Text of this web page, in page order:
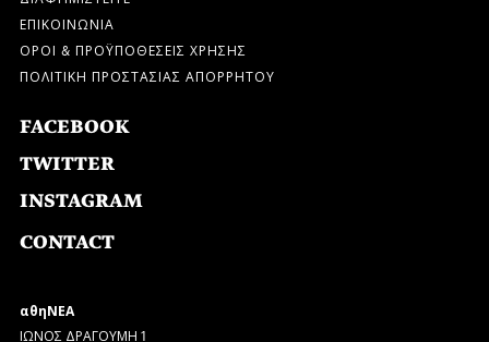
ΕΠΙΚΟΙΝΩΝΙΑ
ΟΡΟΙ & ΠΡΟΫΠΟΘΕΣΕΙΣ ΧΡΗΣΗΣ
ΠΟΛΙΤΙΚΗ ΠΡΟΣΤΑΣΙΑΣ ΑΠΟΡΡΗΤΟΥ
FACEBOOK
TWITTER
INSTAGRAM
CONTACT
αθηΝΕΑ
ΙΩΝΟΣ ΔΡΑΓΟΥΜΗ 1